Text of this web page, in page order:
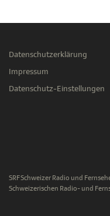
Datenschutzerklärung
Impressum
Datenschutz-Einstellungen
SRF Schweizer Radio und
Schweizerischen Radio- und